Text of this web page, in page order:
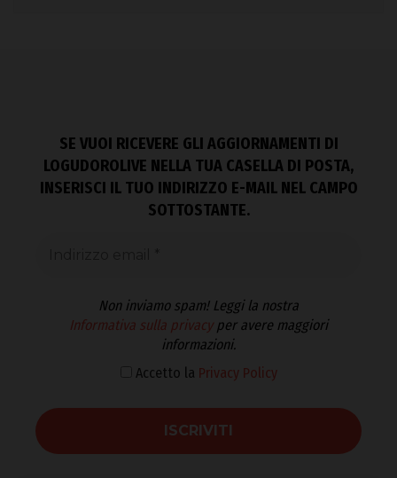
SE VUOI RICEVERE GLI AGGIORNAMENTI DI
LOGUDOROLIVE NELLA TUA CASELLA DI POSTA,
INSERISCI IL TUO INDIRIZZO E-MAIL NEL CAMPO
SOTTOSTANTE.
Non inviamo spam! Leggi la nostra
Informativa sulla privacyper avere maggiori
informazioni.
Accetto la Privacy Policy